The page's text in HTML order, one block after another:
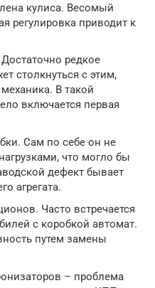
кулиса. Весомый
регулировка приводит к
редкое
столкнуться с этим,
В такой
включается первая
Сам по себе он не
что могло бы
дефект бывает
агрегата.
Часто встречается
с коробкой автомат.
путем замены
– проблема